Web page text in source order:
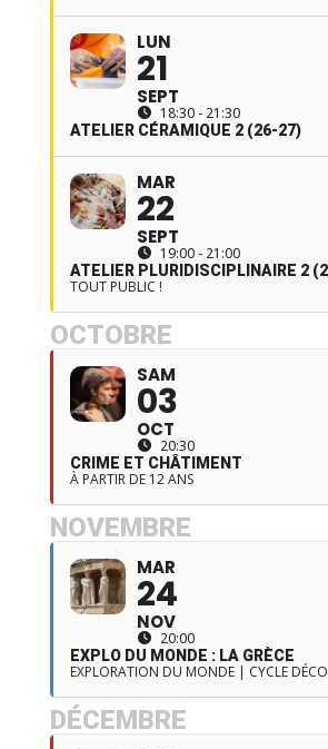
LUN
21
SEPT
18:30 - 21:30
ATELIER CÉRAMIQUE 2 (26-27)
MAR
22
SEPT
19:00 - 21:00
ATELIER PLURIDISCIPLINAIRE 2
TOUT PUBLIC !
OCTOBRE
SAM
03
OCT
20:30
CRIME ET CHÂTIMENT
À PARTIR DE 12 ANS
NOVEMBRE
MAR
24
NOV
20:00
EXPLO DU MONDE : LA GRÈCE
EXPLORATION DU MONDE | CYCLE
DÉCEMBRE